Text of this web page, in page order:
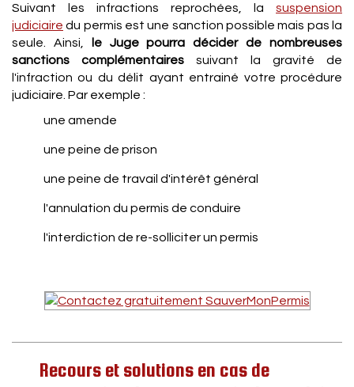
Suivant les infractions reprochées, la suspension
judiciaire du permis est une sanction possible mais pas la
seule. Ainsi,
le Juge pourra décider de nombreuses
sanctions complémentaires suivant la gravité de
l'infraction ou du délit ayant entrainé votre procédure
judiciaire. Par exemple :
une amende
une peine de prison
une peine de travail d'intérêt général
l'annulation du permis de conduire
l'interdiction de re-solliciter un permis
Recours et solutions en cas de